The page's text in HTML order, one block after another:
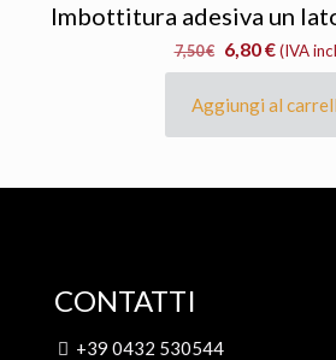
Imbottitura adesiva un
7,50€ Il
prezzo
originale
era:
6,80€Il
prezzo
attuale
(IVA
Aggiungi al
CONTATTI
+39 0432 530544